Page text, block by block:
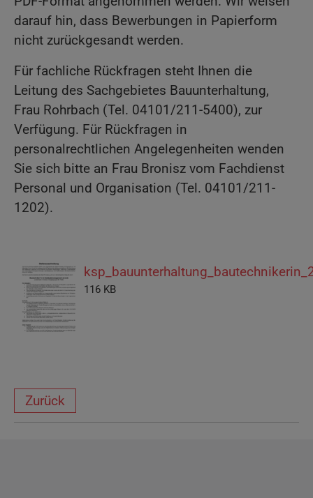
darauf hin, dass Bewerbungen in Papierform
nicht zurückgesandt werden.
Für fachliche Rückfragen steht Ihnen die
Leitung des Sachgebietes Bauunterhaltung,
Frau Rohrbach (Tel. 04101/211-5400), zur
Verfügung. Für Rückfragen in
personalrechtlichen Angelegenheiten wenden
Sie sich bitte an Frau Bronisz vom Fachdienst
Personal und Organisation (Tel. 04101/211-
1202).
116 KB
Zurück